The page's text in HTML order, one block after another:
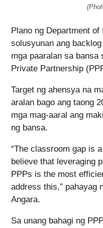
Plano ng Department
solusyunan ang
mga paaralan sa bansa
Private Partnership
Target ng ahensya na
aralan bago ang taong
mga mag-aaral ang
ng bansa.
“The classroom gap is
believe that leveraging
PPPs is the most
address this,” pahayag
Angara.
Sa unang bahagi ng